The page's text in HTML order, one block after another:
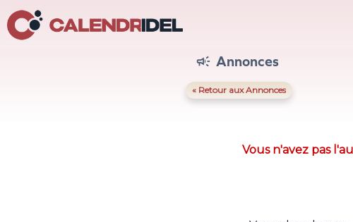
 Annonces
« Retour aux Annonces
Vous n'avez pas